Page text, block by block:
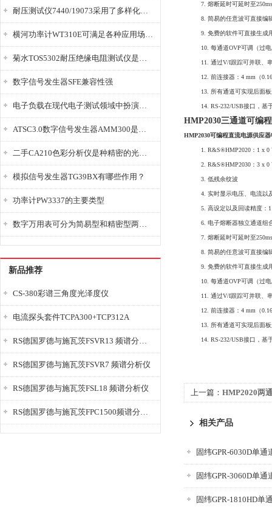
耐压测试仪7440/19073采用了多样化的功能设计
横河功率计WT310E可满足各种应用场景的需求
菊水TOS5302耐压绝缘电阻测试仪是种重要的电气安全检测设备
数字信号发生器SFE兼容性强
电子负载在现代电子测试领域中扮演着重要的角色
ATSC3.0数字信号发生器AMM300是能够产生各种数字信号的电子设备
二手CA210色彩分析仪是种精密的光学测量仪器
模拟信号发生器TG39BX有哪些作用？
功率计PW3337的主要类型
数字万用表可分为简易型和精密型两大类
新品推荐
CS-380彩谱三角度光泽度仪
电流探头套件TCPA300+TCP312A
RS德国罗德与施瓦茨FSVR13 频谱分析仪
RS德国罗德与施瓦茨FSVR7 频谱分析仪
RS德国罗德与施瓦茨FSL18 频谱分析仪
RS德国罗德与施瓦茨FPC1500频谱分析仪
7. 熔断延时可延时至
8. 简易的任意波可直接编
9. 免费的软件可直接生成
10. 每通道OVP可调（过
11. 通过V/I跟踪可并联、
12. 前连接器：4 mm（
13. 所有通道可实现后面
14. RS-232/USB接口，基
HMP2030三通道可编
HMP2030可编程直流电源供应
1. R&S®HMP2020：1 x 0
2. R&S®HMP2030：3 x 0
3. 低残余纹波
4. 实时显示电压、电流以
5. 高设定以及回读精度：
6. 电子熔断器独立通道组
7. 熔断延时可延时至
8. 简易的任意波可直接编
9. 免费的软件可直接生成
10. 每通道OVP可调（过
11. 通过V/I跟踪可并联、
12. 前连接器：4 mm（
13. 所有通道可实现后面
14. RS-232/USB接口，基
上一篇： HMP2020两
相关产品
固纬GPR-6030D单通
固纬GPR-3060D单通
固纬GPR-1810HD单